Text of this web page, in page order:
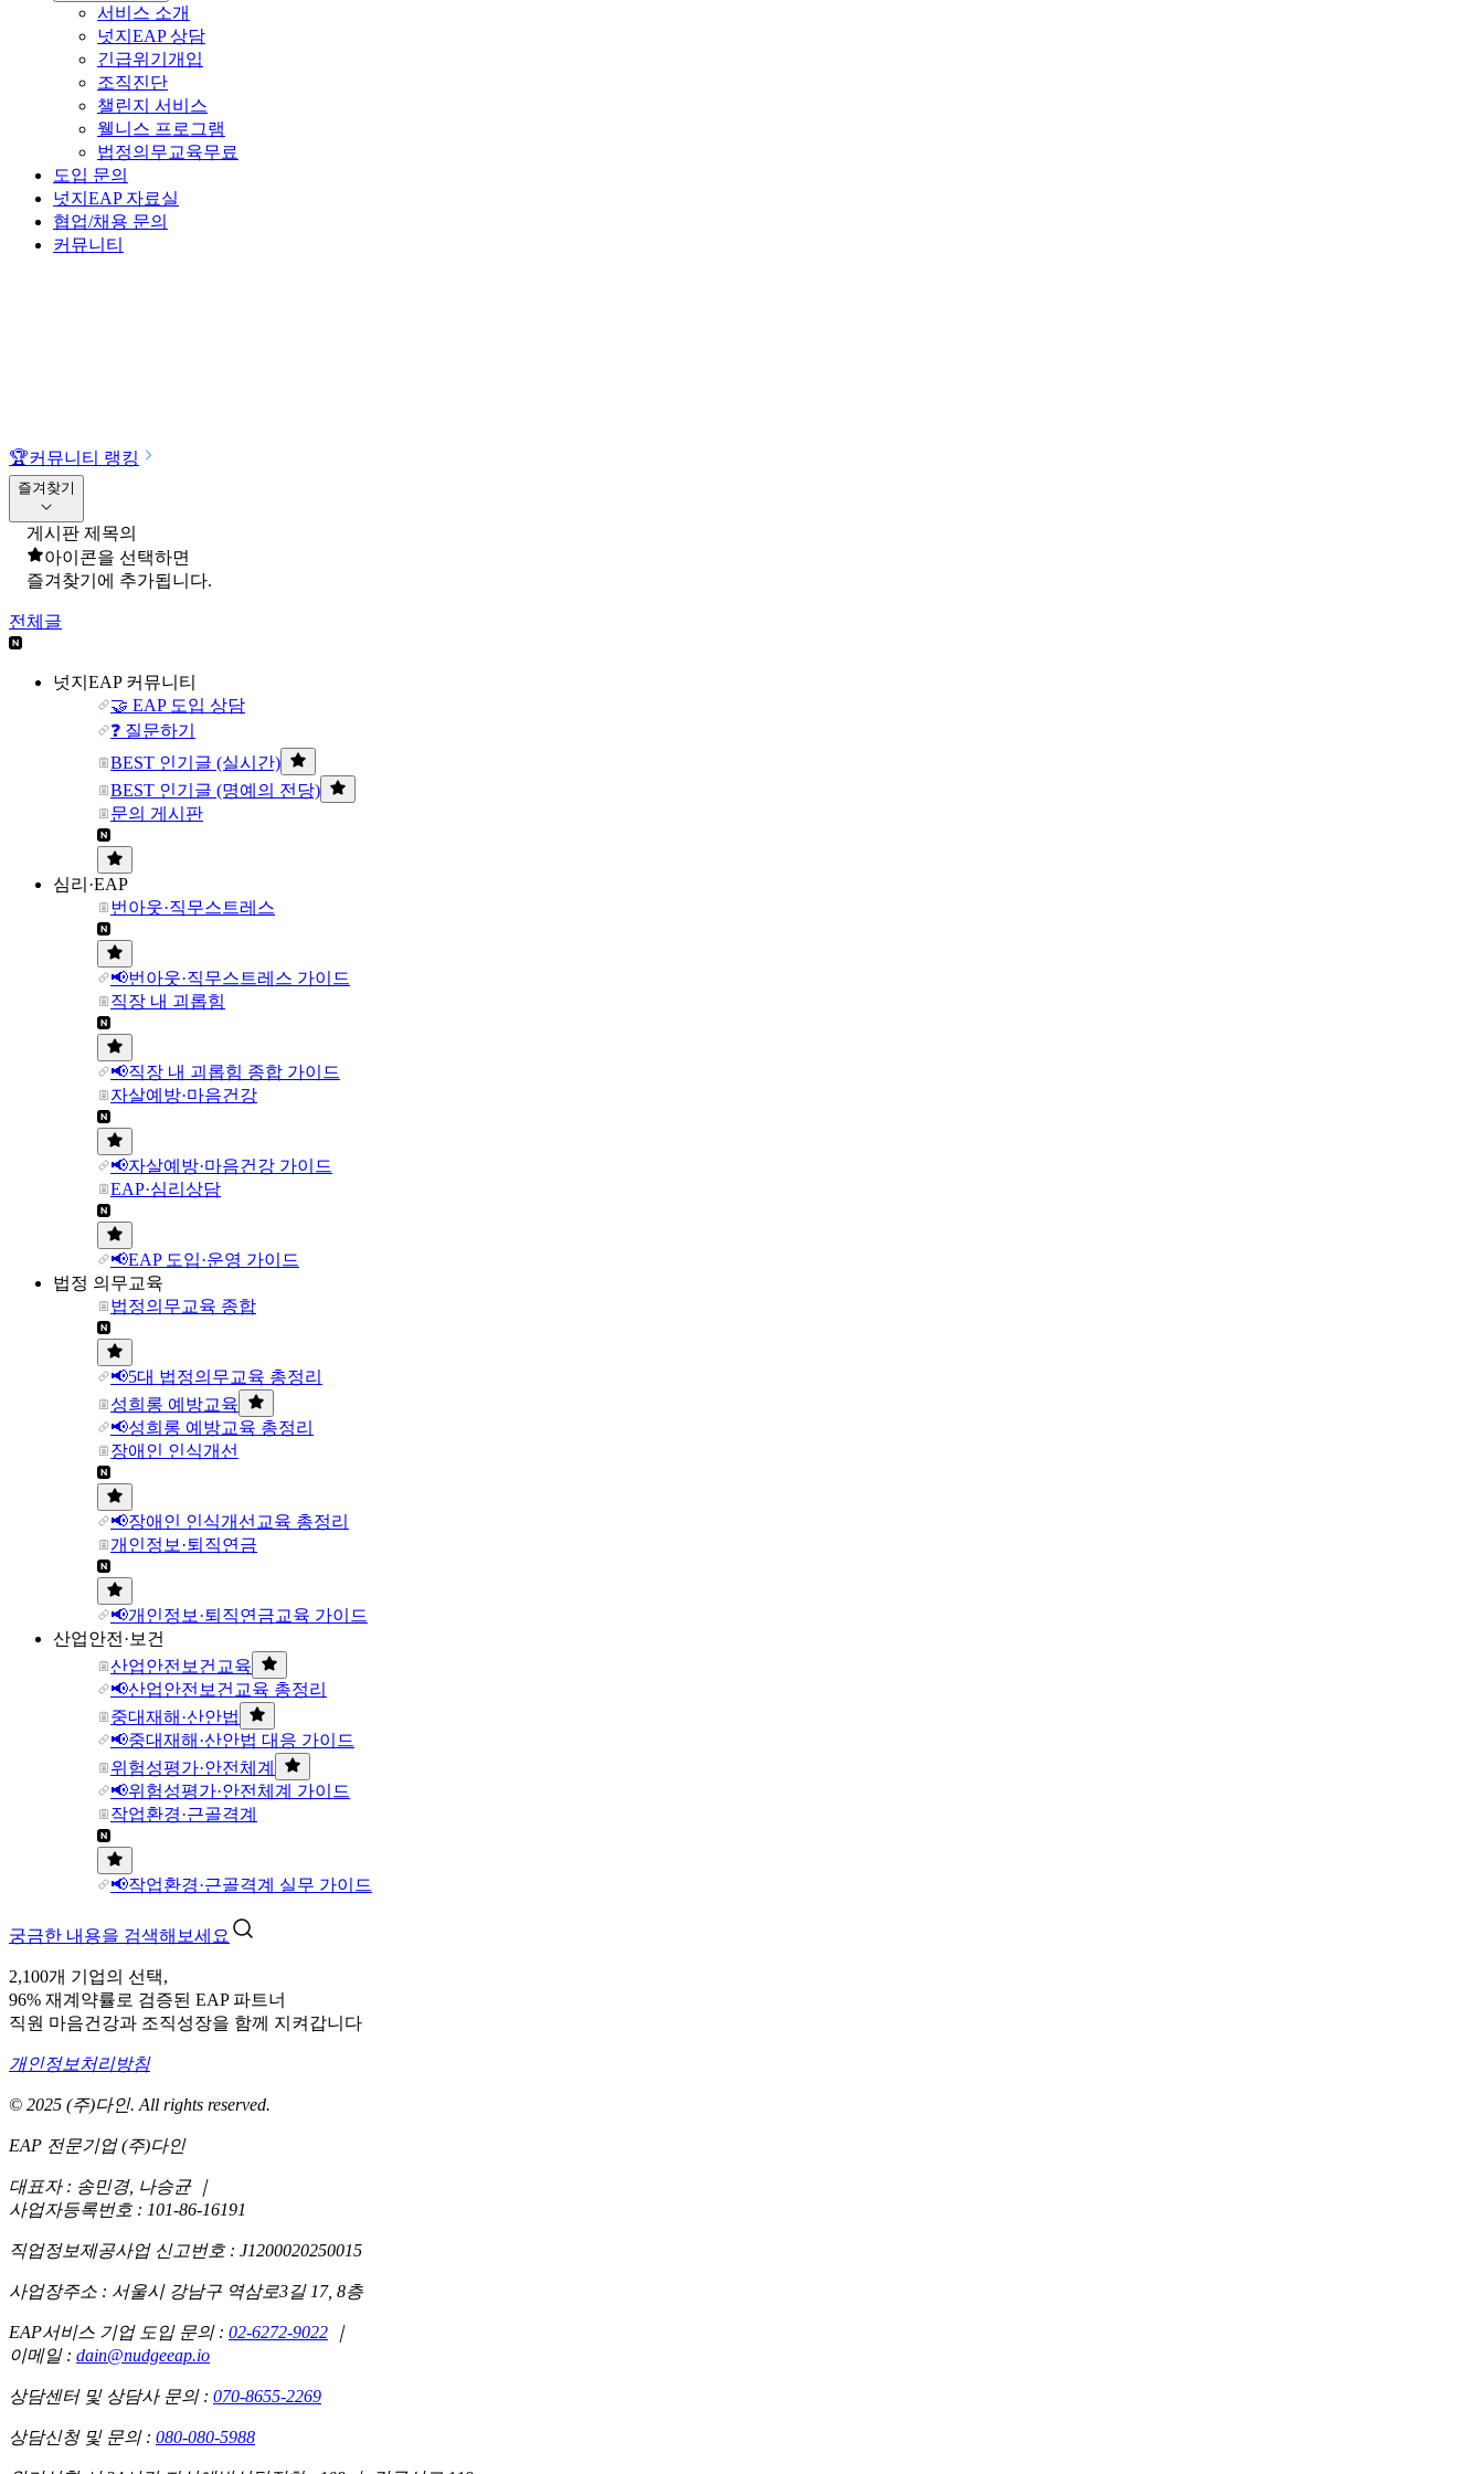
서비스 소개
넛지EAP 상담
긴급위기개입
조직진단
챌린지 서비스
웰니스 프로그램
법정의무교육무료
도입 문의
넛지EAP 자료실
협업/채용 문의
커뮤니티
🏆커뮤니티 랭킹
즐겨찾기
게시판 제목의
아이콘을 선택하면
즐겨찾기에 추가됩니다.
전체글
넛지EAP 커뮤니티
🤝 EAP 도입 상담
❓ 질문하기
BEST 인기글 (실시간)
BEST 인기글 (명예의 전당)
문의 게시판
심리·EAP
번아웃·직무스트레스
📢번아웃·직무스트레스 가이드
직장 내 괴롭힘
📢직장 내 괴롭힘 종합 가이드
자살예방·마음건강
📢자살예방·마음건강 가이드
EAP·심리상담
📢EAP 도입·운영 가이드
법정 의무교육
법정의무교육 종합
📢5대 법정의무교육 총정리
성희롱 예방교육
📢성희롱 예방교육 총정리
장애인 인식개선
📢장애인 인식개선교육 총정리
개인정보·퇴직연금
📢개인정보·퇴직연금교육 가이드
산업안전·보건
산업안전보건교육
📢산업안전보건교육 총정리
중대재해·산안법
📢중대재해·산안법 대응 가이드
위험성평가·안전체계
📢위험성평가·안전체계 가이드
작업환경·근골격계
📢작업환경·근골격계 실무 가이드
궁금한 내용을 검색해보세요
2,100개 기업의 선택,
96% 재계약률로 검증된 EAP 파트너
직원 마음건강과 조직성장을 함께 지켜갑니다
개인정보처리방침
© 2025 (주)다인. All rights reserved.
EAP 전문기업 (주)다인
대표자 : 송민경, 나승균 ｜
사업자등록번호 : 101-86-16191
직업정보제공사업 신고번호 : J1200020250015
사업장주소 : 서울시 강남구 역삼로3길 17, 8층
EAP서비스 기업 도입 문의 : 02-6272-9022
｜
이메일 : dain@nudgeeap.io
상담센터 및 상담사 문의 : 070-8655-2269
상담신청 및 문의 : 080-080-5988